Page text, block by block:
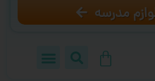
مدرسه